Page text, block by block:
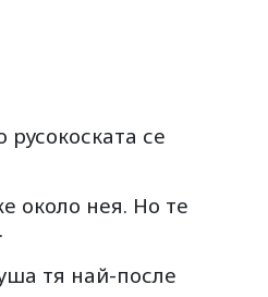
се
около нея. Но те
тя най-после